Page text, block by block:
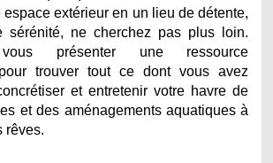
espace extérieur en un lieu de détente,
sérénité, ne cherchez pas plus loin.
vous présenter une ressource
trouver tout ce dont vous avez
et entretenir votre havre de
et des aménagements aquatiques à
rêves.